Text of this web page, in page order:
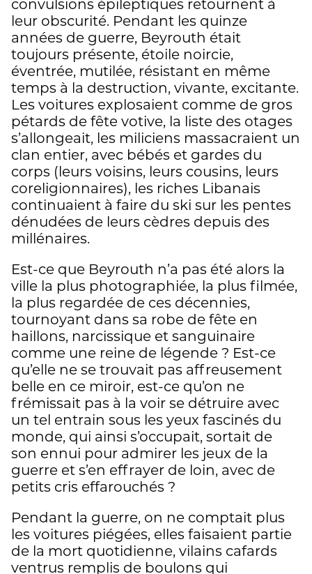
convulsions épileptiques retournent à
leur obscurité. Pendant les quinze
années de guerre, Beyrouth était
toujours présente, étoile noircie,
éventrée, mutilée, résistant en même
temps à la destruction, vivante, excitante.
Les voitures explosaient comme de gros
pétards de fête votive, la liste des otages
s’allongeait, les miliciens massacraient un
clan entier, avec bébés et gardes du
corps (leurs voisins, leurs cousins, leurs
coreligionnaires), les riches Libanais
continuaient à faire du ski sur les pentes
dénudées de leurs cèdres depuis des
millénaires.
Est-ce que Beyrouth n’a pas été alors la
ville la plus photographiée, la plus filmée,
la plus regardée de ces décennies,
tournoyant dans sa robe de fête en
haillons, narcissique et sanguinaire
comme une reine de légende ? Est-ce
qu’elle ne se trouvait pas affreusement
belle en ce miroir, est-ce qu’on ne
frémissait pas à la voir se détruire avec
un tel entrain sous les yeux fascinés du
monde, qui ainsi s’occupait, sortait de
son ennui pour admirer les jeux de la
guerre et s’en effrayer de loin, avec de
petits cris effarouchés ?
Pendant la guerre, on ne comptait plus
les voitures piégées, elles faisaient partie
de la mort quotidienne, vilains cafards
ventrus remplis de boulons qui